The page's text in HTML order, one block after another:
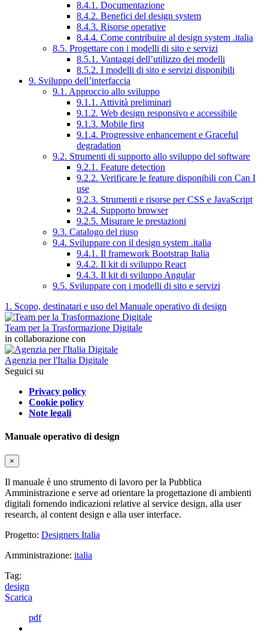
8.4.1. Documentazione
8.4.2. Benefici del design system
8.4.3. Risorse operative
8.4.4. Come contribuire al design system .italia
8.5. Progettare con i modelli di sito e servizi
8.5.1. Vantaggi dell’utilizzo dei modelli
8.5.2. I modelli di sito e servizi disponibili
9. Sviluppo dell’interfaccia
9.1. Approccio allo sviluppo
9.1.1. Attività preliminari
9.1.2. Web design responsivo e accessibile
9.1.3. Mobile first
9.1.4. Progressive enhancement e Graceful
degradation
9.2. Strumenti di supporto allo sviluppo del software
9.2.1. Feature detection
9.2.2. Verificare le feature disponibili con Can I
use
9.2.3. Strumenti e risorse per CSS e JavaScript
9.2.4. Supporto browser
9.2.5. Misurare le prestazioni
9.3. Catalogo del riuso
9.4. Sviluppare con il design system .italia
9.4.1. Il framework Bootstrap Italia
9.4.2. Il kit di sviluppo React
9.4.3. Il kit di sviluppo Angular
9.5. Sviluppare con i modelli di sito e servizi
1. Scopo, destinatari e uso del Manuale operativo di design
Team per la Trasformazione Digitale
in collaborazione con
Agenzia per l'Italia Digitale
Seguici su
Privacy policy
Cookie policy
Note legali
Manuale operativo di design
×
Il manuale è uno strumento di lavoro per la Pubblica
Amministrazione e serve ad orientare la progettazione di ambienti
digitali fornendo indicazioni relative al service design, alla user
research, al content design e alla user interface.
Progetto: Designers Italia
Amministrazione: italia
Tag:
design
Scarica
pdf